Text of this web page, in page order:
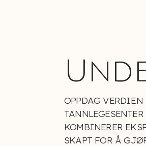
OPPDAG
KOMBINERER
SKAPT FOR Å